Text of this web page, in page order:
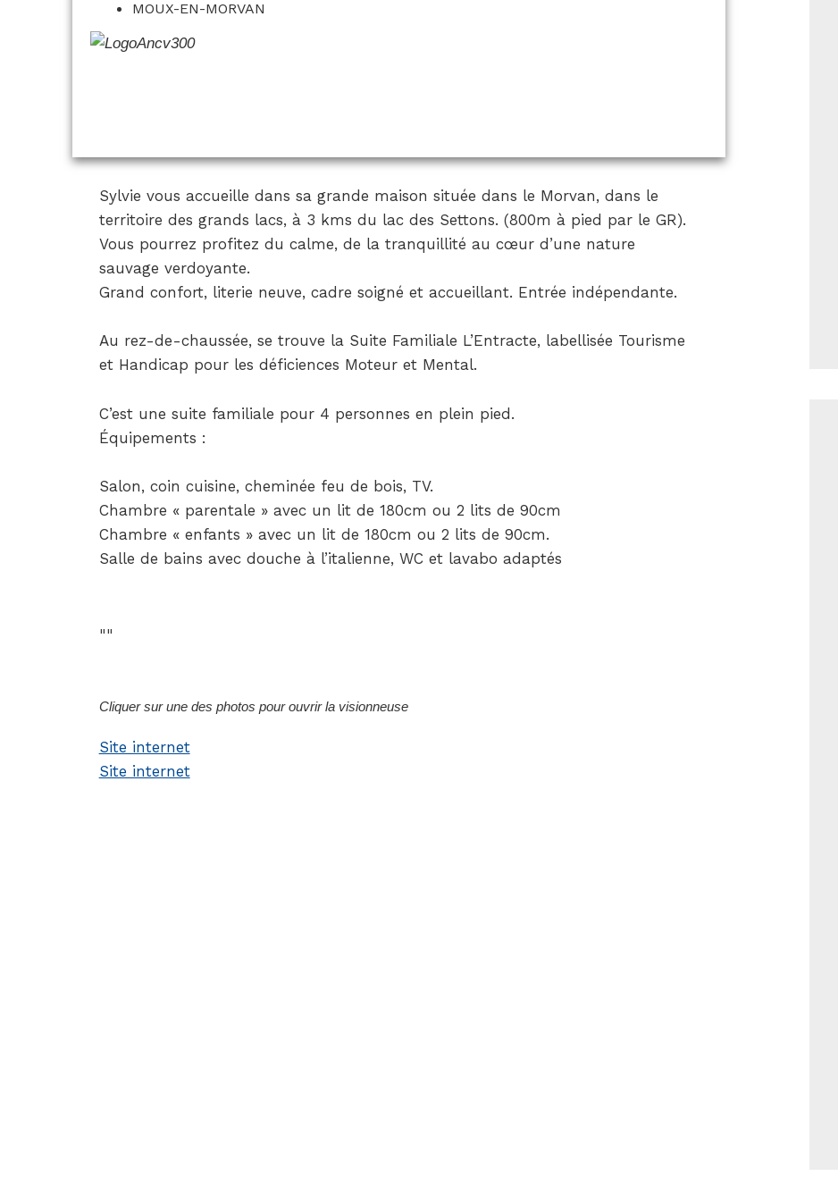
MOUX-EN-MORVAN
Sylvie vous accueille dans sa grande maison située dans le Morvan, dans le
territoire des grands lacs, à 3 kms du lac des Settons. (800m à pied par le GR).
Vous pourrez profitez du calme, de la tranquillité au cœur d’une nature
sauvage verdoyante.
Grand confort, literie neuve, cadre soigné et accueillant. Entrée indépendante.
Au rez-de-chaussée, se trouve la Suite Familiale L’Entracte, labellisée Tourisme
et Handicap pour les déficiences Moteur et Mental.
C’est une suite familiale pour 4 personnes en plein pied.
Équipements :
Salon, coin cuisine, cheminée feu de bois, TV.
Chambre « parentale » avec un lit de 180cm ou 2 lits de 90cm
Chambre « enfants » avec un lit de 180cm ou 2 lits de 90cm.
Salle de bains avec douche à l’italienne, WC et lavabo adaptés
Cliquer sur une des photos pour ouvrir la visionneuse
Site internet
Site internet